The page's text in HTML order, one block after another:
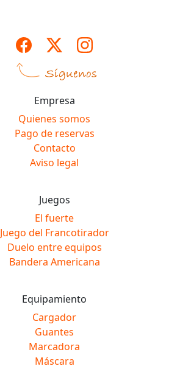
Empresa
Quienes somos
Pago de reservas
Contacto
Aviso legal
Juegos
El fuerte
Juego del Francotirador
Duelo entre equipos
Bandera Americana
Equipamiento
Cargador
Guantes
Marcadora
Máscara